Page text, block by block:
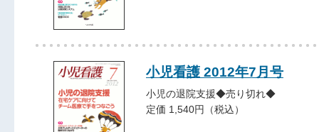
小児看護 2012年7月号
小児の退院支援◆売り切れ◆
定価 1,540円（税込）